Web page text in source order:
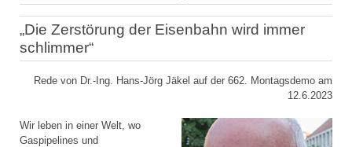
„Die Zerstörung der Eisenbahn wird immer
schlimmer“
Rede von Dr.-Ing. Hans-Jörg Jäkel auf der 662. Montagsdemo am
12.6.2023
Wir leben in einer Welt, wo
Gaspipelines und